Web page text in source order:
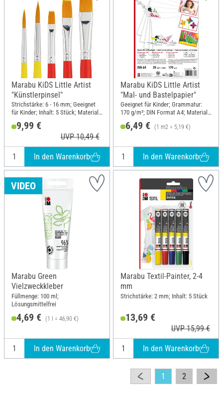
Marabu KiDS Little Artist
"Künstlerpinsel"
Strichstärke: 6 - 16 mm; Geeignet
für Kinder; Inhalt: 5 Stück; Material:
Synthetik, Holz
9,99 €
UVP 10,49 €
In den Warenkorb
Marabu KiDS Little Artist
"Mal- und Bastelpapier"
Geeignet für Kinder; Grammatur:
170 g/m²; DIN Format A4; Material:
Papier
6,49 € (1 m2 = 5,19 €)
In den Warenkorb
VIDEO
Marabu Green
Vielzweckkleber
Füllmenge: 100 ml;
Lösungsmittelfrei
4,69 € (1 l = 46,90 €)
In den Warenkorb
Marabu Textil-Painter, 2-4
mm
Strichstärke: 2 mm; Inhalt: 5 Stück
13,69 €
UVP 15,99 €
In den Warenkorb
1 2